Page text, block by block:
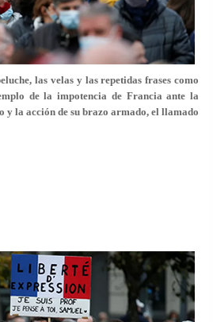
las velas y las repetidas frases como
de la impotencia de Francia ante la
y la acción de su brazo armado, el llamado